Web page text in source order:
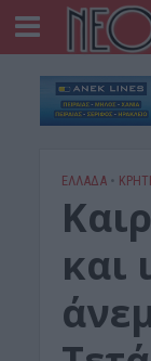
ΕΛΛΑΔΑ •
και